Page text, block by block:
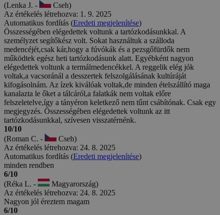
(Lenka J. -
Cseh)
Az értékelés létrehozva: 1. 9. 2025
Automatikus fordítás (Eredeti megjelenítése)
Összességében elégedettek voltunk a tartózkodásunkkal. A
személyzet segítőkész volt. Sokat használtuk a szálloda
medencéjét,csak kár,hogy a fúvókák és a pezsgőfürdők nem
működtek egész heti tartózkodásunk alatt. Egyébként nagyon
elégedettek voltunk a termálmedencékkel. A reggelik elég jók
voltak,a vacsoránál a desszertek felszolgálásának kultúráját
kifogásolnám. Az ízek kiválóak voltak,de minden ételszállító maga
kanalazta le őket a tálcáról,a falatkák nem voltak előre
felszeletelve,így a tányéron keletkező nem tűnt csábítónak. Csak egy
megjegyzés. Összességében elégedettek voltunk az itt
tartózkodásunkkal, szívesen visszatérnénk.
10/10
(Roman C. -
Cseh)
Az értékelés létrehozva: 24. 8. 2025
Automatikus fordítás (Eredeti megjelenítése)
minden rendben
6/10
(Réka L. -
Magyarország)
Az értékelés létrehozva: 24. 8. 2025
Nagyon jól éreztem magam
6/10